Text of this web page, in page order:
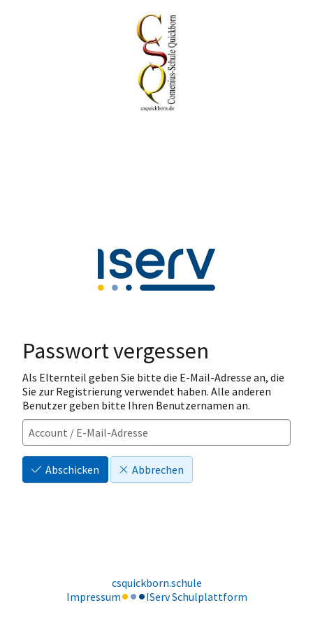
Passwort vergessen
Als Elternteil geben Sie bitte die E-Mail-Adresse an, die
Sie zur Registrierung verwendet haben. Alle anderen
Benutzer geben bitte Ihren Benutzernamen an.
Abschicken Abbrechen
csquickborn.schule
Impressum
IServ Schulplattform